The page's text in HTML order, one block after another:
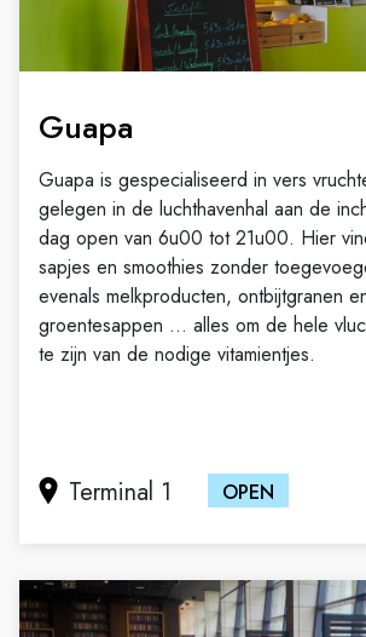
Guapa
Guapa is gespecialiseerd in vers
gelegen in de luchthavenhal aan de
dag open van 6u00 tot 21u00. Hier
sapjes en smoothies zonder
evenals melkproducten, ontbijtgranen
groentesappen ... alles om de hele
te zijn van de nodige vitamientjes.
Terminal 1 OPEN